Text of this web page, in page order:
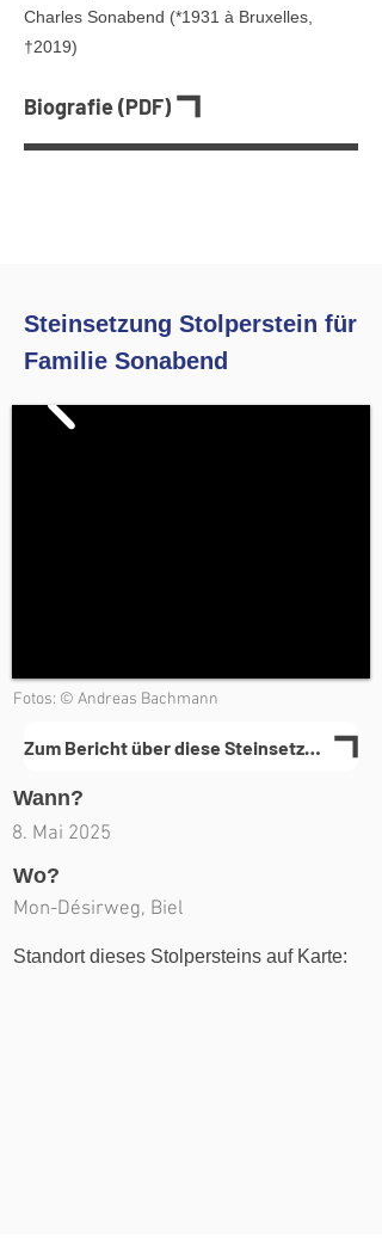
Charles Sonabend (*1931 à Bruxelles,
†2019)
Biografie (PDF)
Steinsetzung Stolperstein für
Familie Sonabend
Fotos: © Andreas Bachmann
Zum Bericht über diese Steinsetzung(en)
Wann?
8. Mai 2025
Wo?
Mon-Désirweg, Biel
Standort dieses Stolpersteins auf Karte: